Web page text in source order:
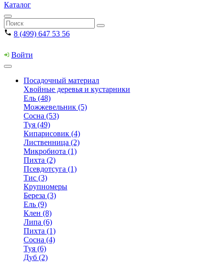
Каталог
8 (499) 647 53 56
Войти
Посадочный материал
Хвойные деревья и кустарники
Ель (48)
Можжевельник (5)
Сосна (53)
Туя (49)
Кипарисовик (4)
Лиственница (2)
Микробиота (1)
Пихта (2)
Псевдотсуга (1)
Тис (3)
Крупномеры
Береза (3)
Ель (9)
Клен (8)
Липа (6)
Пихта (1)
Сосна (4)
Туя (6)
Дуб (2)